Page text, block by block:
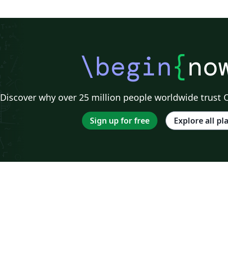
\begin{
Discover why over 25 million people worldwide trust
Sign up for free Explore all